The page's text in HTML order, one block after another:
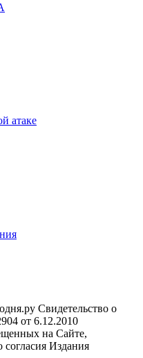
атаке
Свидетельство о
от 6.12.2010
на Сайте,
согласия Издания